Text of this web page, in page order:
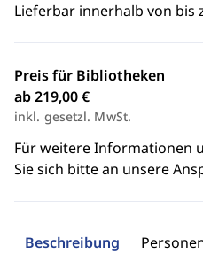
Lieferbar innerhalb von bis
Preis für Bibliotheken
ab 219,00 €
inkl. gesetzl. MwSt.
Für weitere Informationen
Sie sich bitte an unsere
Beschreibung